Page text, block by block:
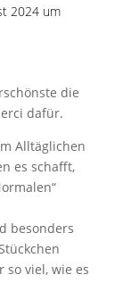
2024 um
die
dafür.
Alltäglichen
es schafft,
besonders
so viel, wie es